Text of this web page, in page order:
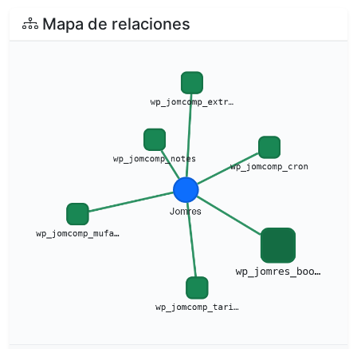
Mapa de relaciones